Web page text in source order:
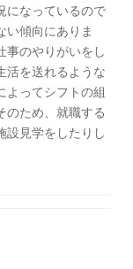
になっているので
い傾向にありま
事のやりがいをし
活を送れるような
よってシフトの組
のため、就職する
設見学をしたりし